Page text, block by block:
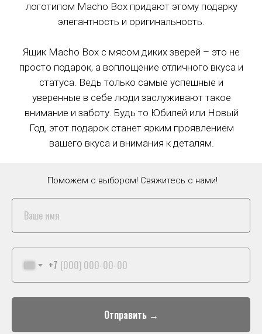
Подарок
Моя мама прошла мимо, и мой кузен знал, что я
не был парнем с цветами. Этот подарок
заставил меня улыбнуться. Удивительный
За МКАД (до 10 км) - 990 ₽
За МКАД (до 10 км) - 2910 ₽
За МКАД (от 0 до 10 км) - 2910 ₽
Зона № 2 (Красная) - за МКАД до 10 км
Доставка: 990 руб
Москва (ЗА МКАД)
Курьером на следующий день *
логотипом Macho Box придают этому подарку
элегантность и оригинальность.
Ящик Macho Box с мясом диких зверей – это не
просто подарок, а воплощение отличного вкуса и
статуса. Ведь только самые успешные и
уверенные в себе люди заслуживают такое
внимание и заботу. Будь то Юбилей или Новый
Год, этот подарок станет ярким проявлением
вашего вкуса и внимания к деталям.
Поможем с выбором! Свяжитесь с нами!
+7
Отправить →